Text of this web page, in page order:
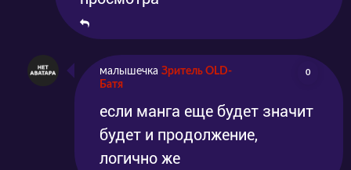
малышечка Зритель OLD-
Батя
0
если манга еще будет значит
будет и продолжение,
логично же